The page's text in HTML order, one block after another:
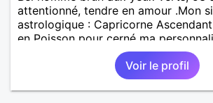
attentionné, tendre en amour .Mon
astrologique : Capricorne
en Poisson pour cerné ma
rechercher sur la toile ( Web) Mes
Internet, Lire, Le Jeu d'échecs, Le
manger un peu de tout, j'aime
nourriture Italienne . Gouts
Voir le profil